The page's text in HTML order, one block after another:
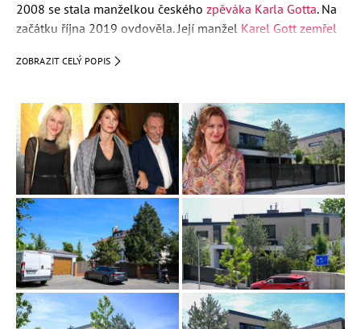
2008 se stala manželkou českého zpěváka Karla Gotta. Na
začátku října 2019 ovdověla. Její manžel Karel Gott zemřel
krátce před půlnocí, po těžké a dlouhé nemoci, opustil můj
milovaný manžel Karel Gott. Odešel doma, v tichém spánku,
v kruhu své rodiny,“ sdělila ve středu Ivana Gottová.
Ivana Gottová vystudovala střední zdravotnickou školu v
Opavě, načež se chtěla pustit do studia herectví, při
přijímacích zkouškách naJAMU
však neuspěla.
Rozhodla se odcestovat do USA a zkusit to jako au-pair. Ve
Spojených státech nakonec strávila tři roky.
Po návratu do Česka začala pracovat pro zahraniční
společnosti, které u nás točily filmy. Byla osobní asistentkou
zahraničních herců. Seznámila se s hercemMichaelem
ZOBRAZIT CELÝ POPIS